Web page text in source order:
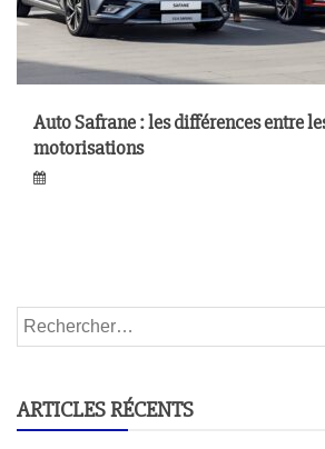
Auto Safrane : les différences entre
motorisations
ARTICLES RÉCENTS